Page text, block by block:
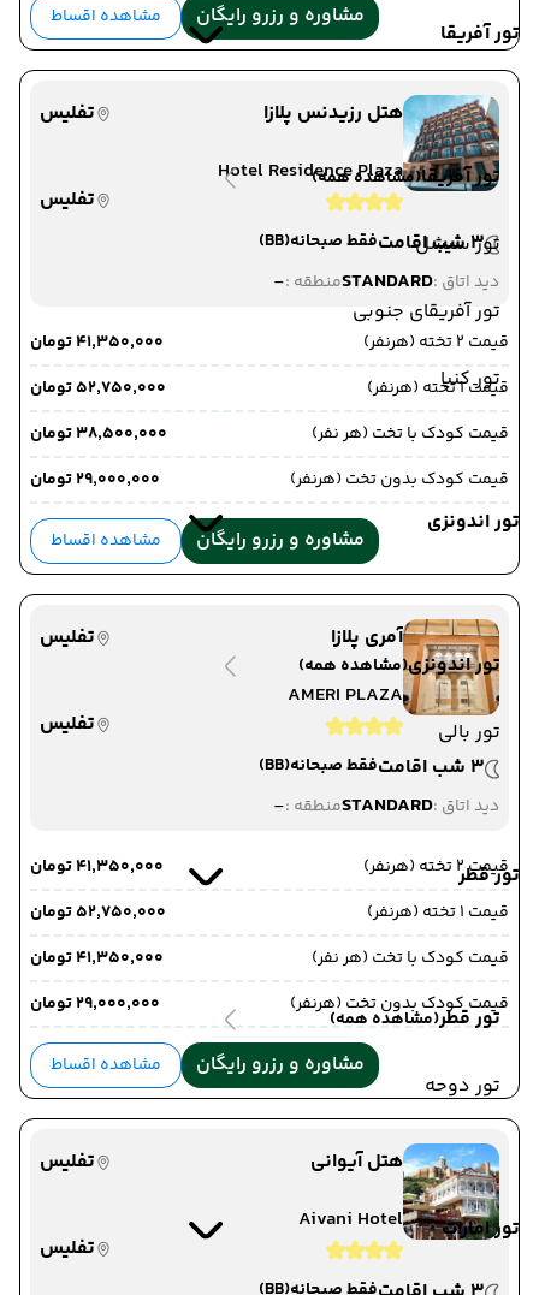
تور آفریقا
تور آفریقا(مشاهده همه)
تور سیشل
تور آفریقای جنوبی
تور کنیا
تور اندونزی
تور اندونزی(مشاهده همه)
تور بالی
تور قطر
تور قطر(مشاهده همه)
تور دوحه
تور امارات
مشاوره و رزرو رایگان مشاهده اقساط
هتل رزیدنس پلازا
تفلیس
Hotel Residence Plaza
تفلیس
3 شب اقامت
فقط صبحانه(BB)
دید اتاق :STANDARDمنطقه :-
قیمت 2 تخته (هرنفر)
۴۱٬۳۵۰٬۰۰۰ تومان
قیمت 1 تخته (هرنفر)
۵۲٬۷۵۰٬۰۰۰ تومان
قیمت کودک با تخت (هر نفر)
۳۸٬۵۰۰٬۰۰۰ تومان
قیمت کودک بدون تخت (هرنفر)
۲۹٬۰۰۰٬۰۰۰ تومان
مشاوره و رزرو رایگان مشاهده اقساط
آمری پلازا
تفلیس
AMERI PLAZA
تفلیس
3 شب اقامت
فقط صبحانه(BB)
دید اتاق :STANDARDمنطقه :-
قیمت 2 تخته (هرنفر)
۴۱٬۳۵۰٬۰۰۰ تومان
قیمت 1 تخته (هرنفر)
۵۲٬۷۵۰٬۰۰۰ تومان
قیمت کودک با تخت (هر نفر)
۴۱٬۳۵۰٬۰۰۰ تومان
قیمت کودک بدون تخت (هرنفر)
۲۹٬۰۰۰٬۰۰۰ تومان
مشاوره و رزرو رایگان مشاهده اقساط
هتل آیوانی
تفلیس
Aivani Hotel
تفلیس